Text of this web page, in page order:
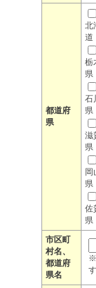
都道府
県
北
道
栃
県
石
県
滋
県
岡
県
佐
県
市区町
村名、
都道府
県名
※